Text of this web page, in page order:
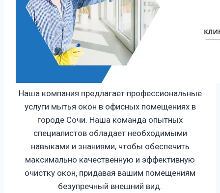
Наша компания предлагает профессиональные
услуги мытья окон в офисных помещениях в
городе Сочи. Наша команда опытных
специалистов обладает необходимыми
навыками и знаниями, чтобы обеспечить
максимально качественную и эффективную
очистку окон, придавая вашим помещениям
безупречный внешний вид.